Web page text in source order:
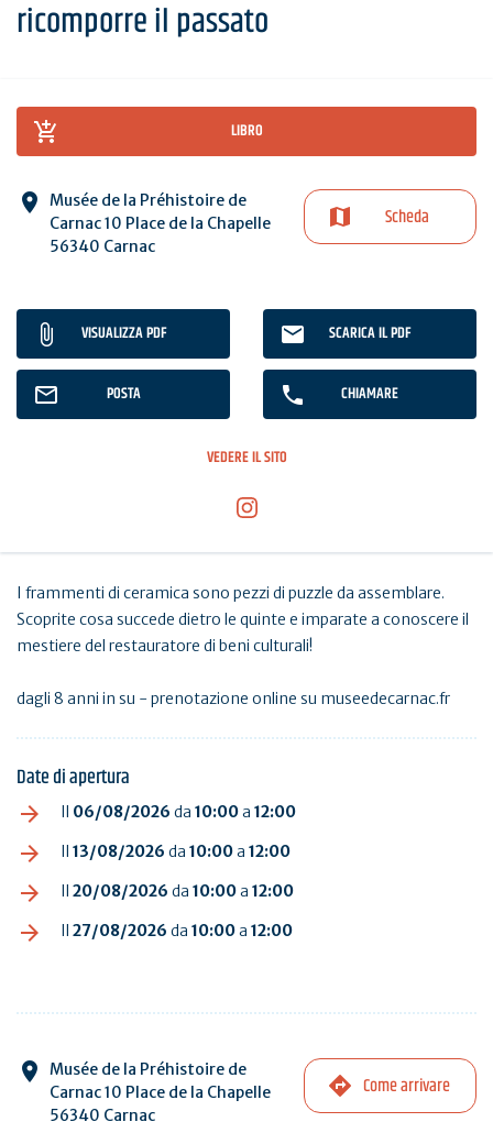
ricomporre il passato
LIBRO
Musée de la Préhistoire de
Carnac 10 Place de la Chapelle
56340 Carnac
Scheda
VISUALIZZA PDF SCARICA IL PDF
POSTA CHIAMARE
VEDERE IL SITO
I frammenti di ceramica sono pezzi di puzzle da assemblare.
Scoprite cosa succede dietro le quinte e imparate a conoscere il
mestiere del restauratore di beni culturali!
dagli 8 anni in su - prenotazione online su museedecarnac.fr
Date di apertura
06/08/2026 da 10:00a 12:00
13/08/2026 da 10:00a 12:00
20/08/2026 da 10:00a 12:00
27/08/2026 da 10:00a 12:00
Musée de la Préhistoire de
Carnac 10 Place de la Chapelle
56340 Carnac
Come arrivare